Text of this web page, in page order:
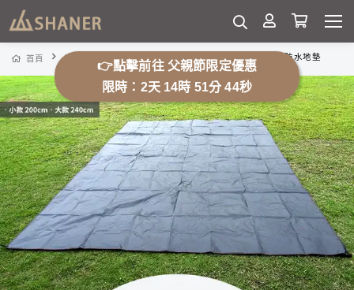
首頁 露營用品 帳篷、帳篷相關配件 SHANER萬用防水地墊
👉點擊前往 父親節限定優惠
限時：2天 14時 51分 41秒